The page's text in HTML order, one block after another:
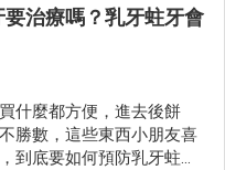
治療嗎？乳牙蛀牙會
什麼都方便，進去後餅
勝數，這些東西小朋友喜
到底要如何預防乳牙蛀